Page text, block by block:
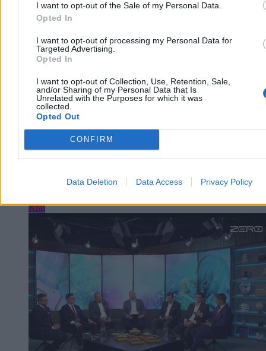
I want to opt-out of the Sale of my Personal Data.
Opted In
I want to opt-out of processing my Personal Data for
Targeted Advertising.
Opted In
I want to opt-out of Collection, Use, Retention, Sale,
and/or Sharing of my Personal Data that Is
Unrelated with the Purposes for which it was
collected.
Opted Out
CONFIRM
Data Deletion Data Access Privacy Policy
Paweł Żurek
Dzisiaj 12:42
Reklama
Kraj